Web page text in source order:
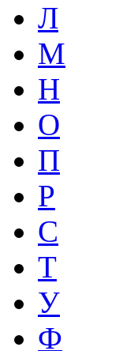
Л
М
Н
О
П
Р
С
Т
У
Ф